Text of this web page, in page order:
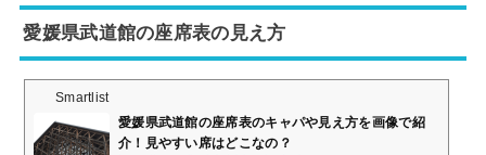
劇場ホ...
愛媛県武道館の座席表の見え方
Smartlist
愛媛県武道館の座席表のキャパや見え方を画像で紹
介！見やすい席はどこなの？